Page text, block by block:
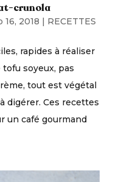
crunola
16, 2018 | RECETTES
rapides à réaliser
tofu soyeux, pas
tout est végétal
digérer. Ces recettes
un café gourmand